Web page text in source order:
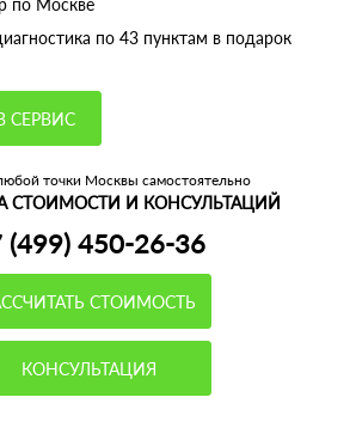
по Москве
по 43 пунктам в подарок
СЕРВИС
точки Москвы самостоятельно
СТОИМОСТИ И КОНСУЛЬТАЦИЙ
(499) 450-26-36
СТОИМОСТЬ
КОНСУЛЬТАЦИЯ